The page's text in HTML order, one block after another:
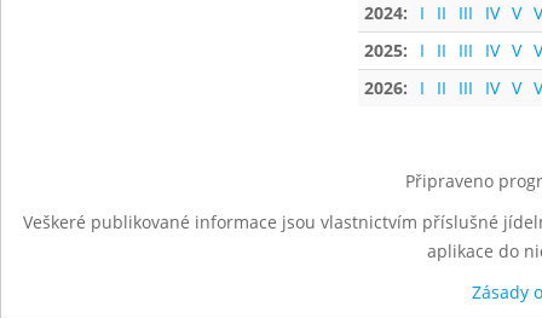
2024:
I II III IV V
2025:
I II III IV V
2026:
I II III IV V
Připraveno
Veškeré publikované informace jsou vlastnictvím příslušné
aplikace do
Zásady